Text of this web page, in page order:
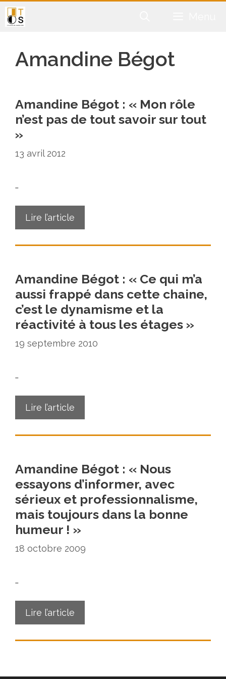
Aller
au
Amandine Bégot
Amandine Bégot : « Mon rôle
n’est pas de tout savoir sur tout
»
13 avril 2012
…
Lire l’article
Amandine Bégot : « Ce qui m’a
aussi frappé dans cette chaine,
c’est le dynamisme et la
réactivité à tous les étages »
19 septembre 2010
…
Lire l’article
Amandine Bégot : « Nous
essayons d’informer, avec
sérieux et professionnalisme,
mais toujours dans la bonne
humeur ! »
18 octobre 2009
…
Lire l’article